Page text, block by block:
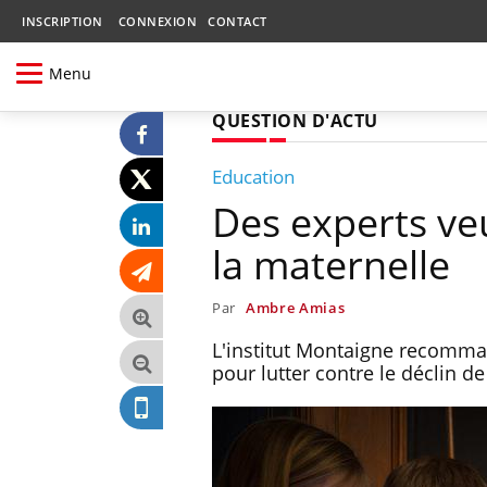
INSCRIPTION CONNEXION CONTACT
Menu
QUESTION D'ACTU
Education
Des experts
la maternelle
Par Ambre Amias
L'institut Montaigne
pour lutter contre le déclin